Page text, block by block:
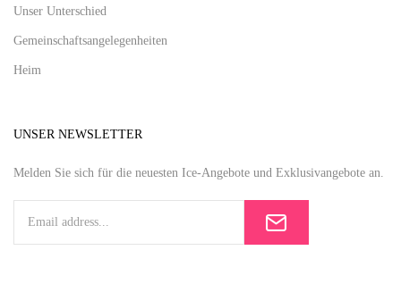
Unser Unterschied
Gemeinschaftsangelegenheiten
Heim
UNSER NEWSLETTER
Melden Sie sich für die neuesten Ice-Angebote und Exklusivangebote an.